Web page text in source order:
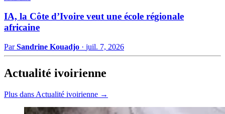
IA, la Côte d’Ivoire veut une école régionale
africaine
ParSandrine Kouadjo · juil. 7, 2026
Actualité ivoirienne
Plus dans Actualité ivoirienne →